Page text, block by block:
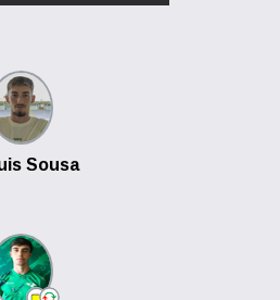
Sousa